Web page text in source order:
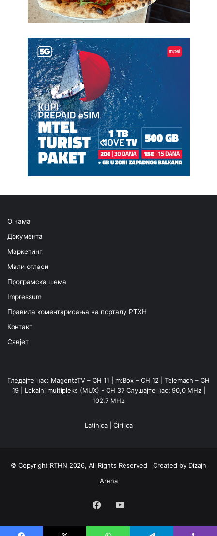
О нама
Документа
Маркетинг
Мали огласи
Програмска шема
Impressum
Правила коментарисања на порталу РТХН
Контакт
Савјет
Гледајте нас: MagentaTV – CH 11 | m:Box – CH 12 | Telemach – CH
19 | Lokalni multipleks (MUX) - CH 37 Слушајте нас: 90,0 MHz |
102,7 MHz
Latinica| Ćirilica
© Copyright RTHN 2026, All Rights Reserved Created by Dizajn
Arena
Facebook